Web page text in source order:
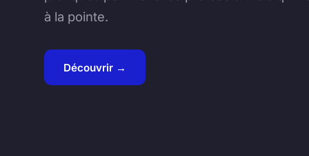
à la pointe.
Découvrir →